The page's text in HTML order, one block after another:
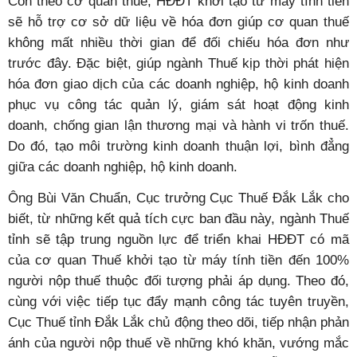
sẽ hỗ trợ cơ sở dữ liệu về hóa đơn giúp cơ quan thuế
không mất nhiều thời gian để đối chiếu hóa đơn như
trước đây. Đặc biệt, giúp ngành Thuế kịp thời phát hiện
hóa đơn giao dịch của các doanh nghiệp, hộ kinh doanh
phục vụ công tác quản lý, giám sát hoạt động kinh
doanh, chống gian lận thương mại và hành vi trốn thuế.
Do đó, tạo môi trường kinh doanh thuận lợi, bình đẳng
giữa các doanh nghiệp, hộ kinh doanh.
Ông Bùi Văn Chuẩn, Cục trưởng Cục Thuế Đắk Lắk cho
biết, từ những kết quả tích cực ban đầu này, ngành Thuế
tỉnh sẽ tập trung nguồn lực để triển khai HĐĐT có mã
của cơ quan Thuế khởi tạo từ máy tính tiền đến 100%
người nộp thuế thuộc đối tượng phải áp dụng. Theo đó,
cùng với việc tiếp tục đẩy mạnh công tác tuyên truyền,
Cục Thuế tỉnh Đắk Lắk chủ động theo dõi, tiếp nhận phản
ánh của người nộp thuế về những khó khăn, vướng mắc